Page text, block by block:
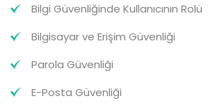
Bilgi Güvenliğinde Kullanıcının Rolü
Bilgisayar ve Erişim Güvenliği
Parola Güvenliği
E-Posta Güvenliği